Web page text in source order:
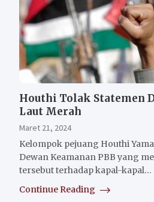
Houthi Tolak Statemen
Laut Merah
Maret 21, 2024
Kelompok pejuang Houthi
Dewan Keamanan PBB yang
tersebut terhadap kapal-kapal…
Continue Reading